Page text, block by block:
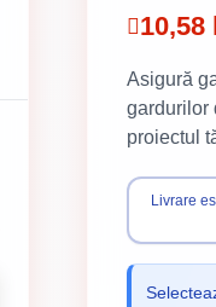
10,58
Asigură
gardurilor
proiectul
Livrare